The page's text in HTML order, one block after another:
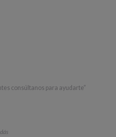
consúltanos para ayudarte”